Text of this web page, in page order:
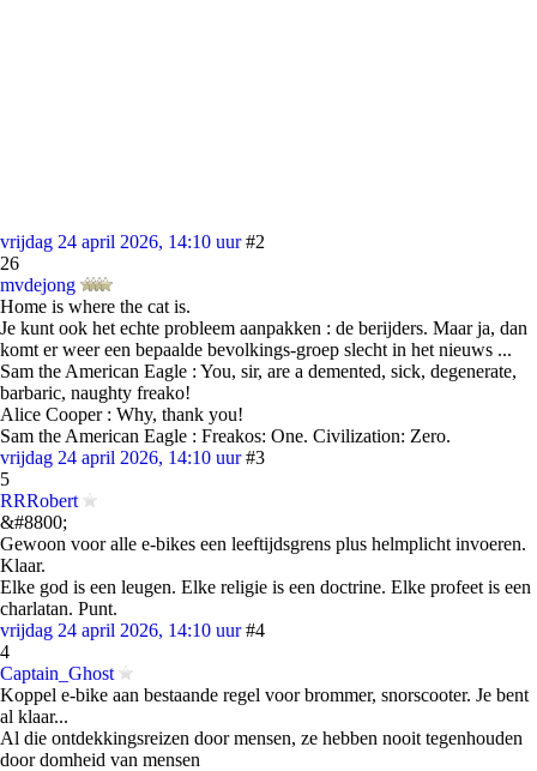
vrijdag 24 april 2026, 14:10 uur #2
26
mvdejong
Home is where the cat is.
Je kunt ook het echte probleem aanpakken : de berijders. Maar ja, dan
komt er weer een bepaalde bevolkings-groep slecht in het nieuws ...
Sam the American Eagle : You, sir, are a demented, sick, degenerate,
barbaric, naughty freako!
Alice Cooper : Why, thank you!
Sam the American Eagle : Freakos: One. Civilization: Zero.
vrijdag 24 april 2026, 14:10 uur #3
5
RRRobert
&#8800;
Gewoon voor alle e-bikes een leeftijdsgrens plus helmplicht invoeren.
Klaar.
Elke god is een leugen. Elke religie is een doctrine. Elke profeet is een
charlatan. Punt.
vrijdag 24 april 2026, 14:10 uur #4
4
Captain_Ghost
Koppel e-bike aan bestaande regel voor brommer, snorscooter. Je bent
al klaar...
Al die ontdekkingsreizen door mensen, ze hebben nooit tegenhouden
door domheid van mensen